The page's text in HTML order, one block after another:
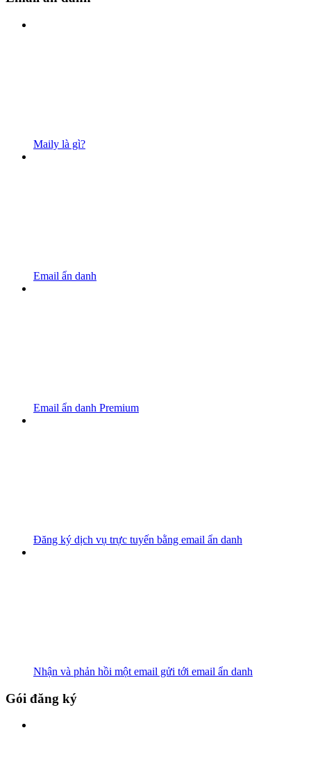
Maily là gì?
Email ẩn danh
Email ẩn danh Premium
Đăng ký dịch vụ trực tuyến bằng email ẩn danh
Nhận và phản hồi một email gửi tới email ẩn danh
Gói đăng ký